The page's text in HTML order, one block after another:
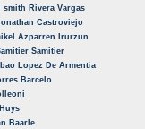
smith Rivera Vargas
Castroviejo
Azparren Irurzun
Samitier
Lopez De Armentia
Barcelo
Baarle